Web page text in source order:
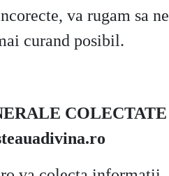
va rugam sa ne
curand posibil.
COLECTATE